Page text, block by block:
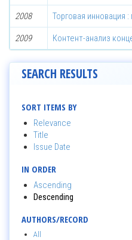
2008 Торговая инновация
2009 Контент-анализ
SEARCH RESULTS
SORT ITEMS BY
Relevance
Title
Issue Date
IN ORDER
Ascending
Descending
AUTHORS/RECORD
All